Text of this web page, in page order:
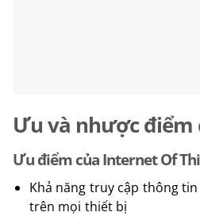
Ưu và nhược điểm
Ưu điểm của Internet Of
Khả năng truy cập thông
trên mọi thiết bị